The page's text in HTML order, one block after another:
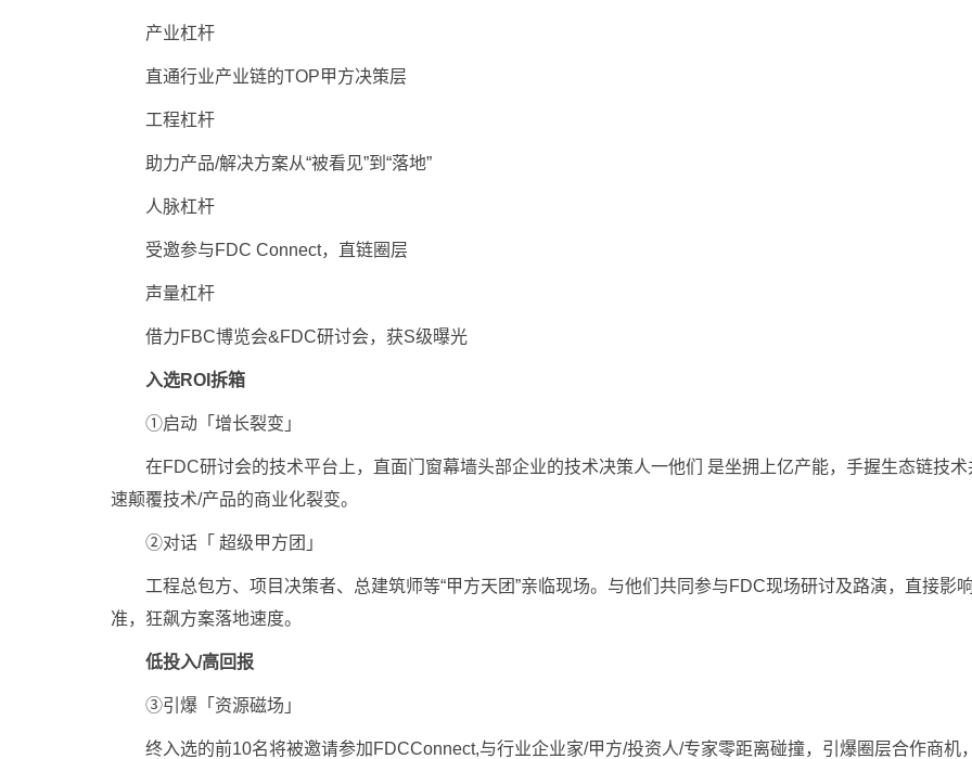
产业杠杆
直通行业产业链的TOP甲方决策层
工程杠杆
助力产品/解决方案从“被看见”到“落地”
人脉杠杆
受邀参与FDC Connect，直链圈层
声量杠杆
借力FBC博览会&FDC研讨会，获S级曝光
入选ROI拆箱
①启动「增长裂变」
在FDC研讨会的技术平台上，直面门窗幕墙头部企业的技术决策人一他们 是坐拥上亿产能，手握生态链技术
速颠覆技术/产品的商业化裂变。
②对话「 超级甲方团」
工程总包方、项目决策者、总建筑师等“甲方天团”亲临现场。与他们共同参与FDC现场研讨及路演，直接影
准，狂飙方案落地速度。
低投入/高回报
③引爆「资源磁场」
终入选的前10名将被邀请参加FDCConnect,与行业企业家/甲方/投资人/专家零距离碰撞，引爆圈层合作商机